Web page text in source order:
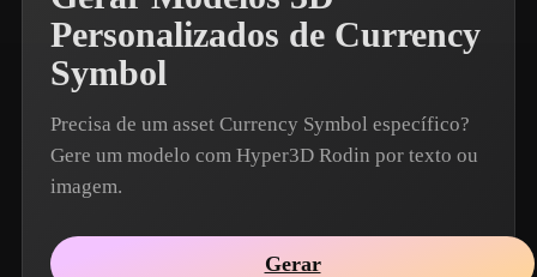
Personalizados de Currency
Symbol
Precisa de um asset Currency Symbol específico?
Gere um modelo com Hyper3D Rodin por texto ou
imagem.
Gerar